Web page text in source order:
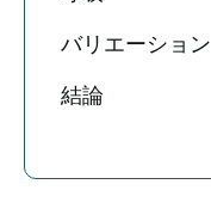
バリエーション
結論